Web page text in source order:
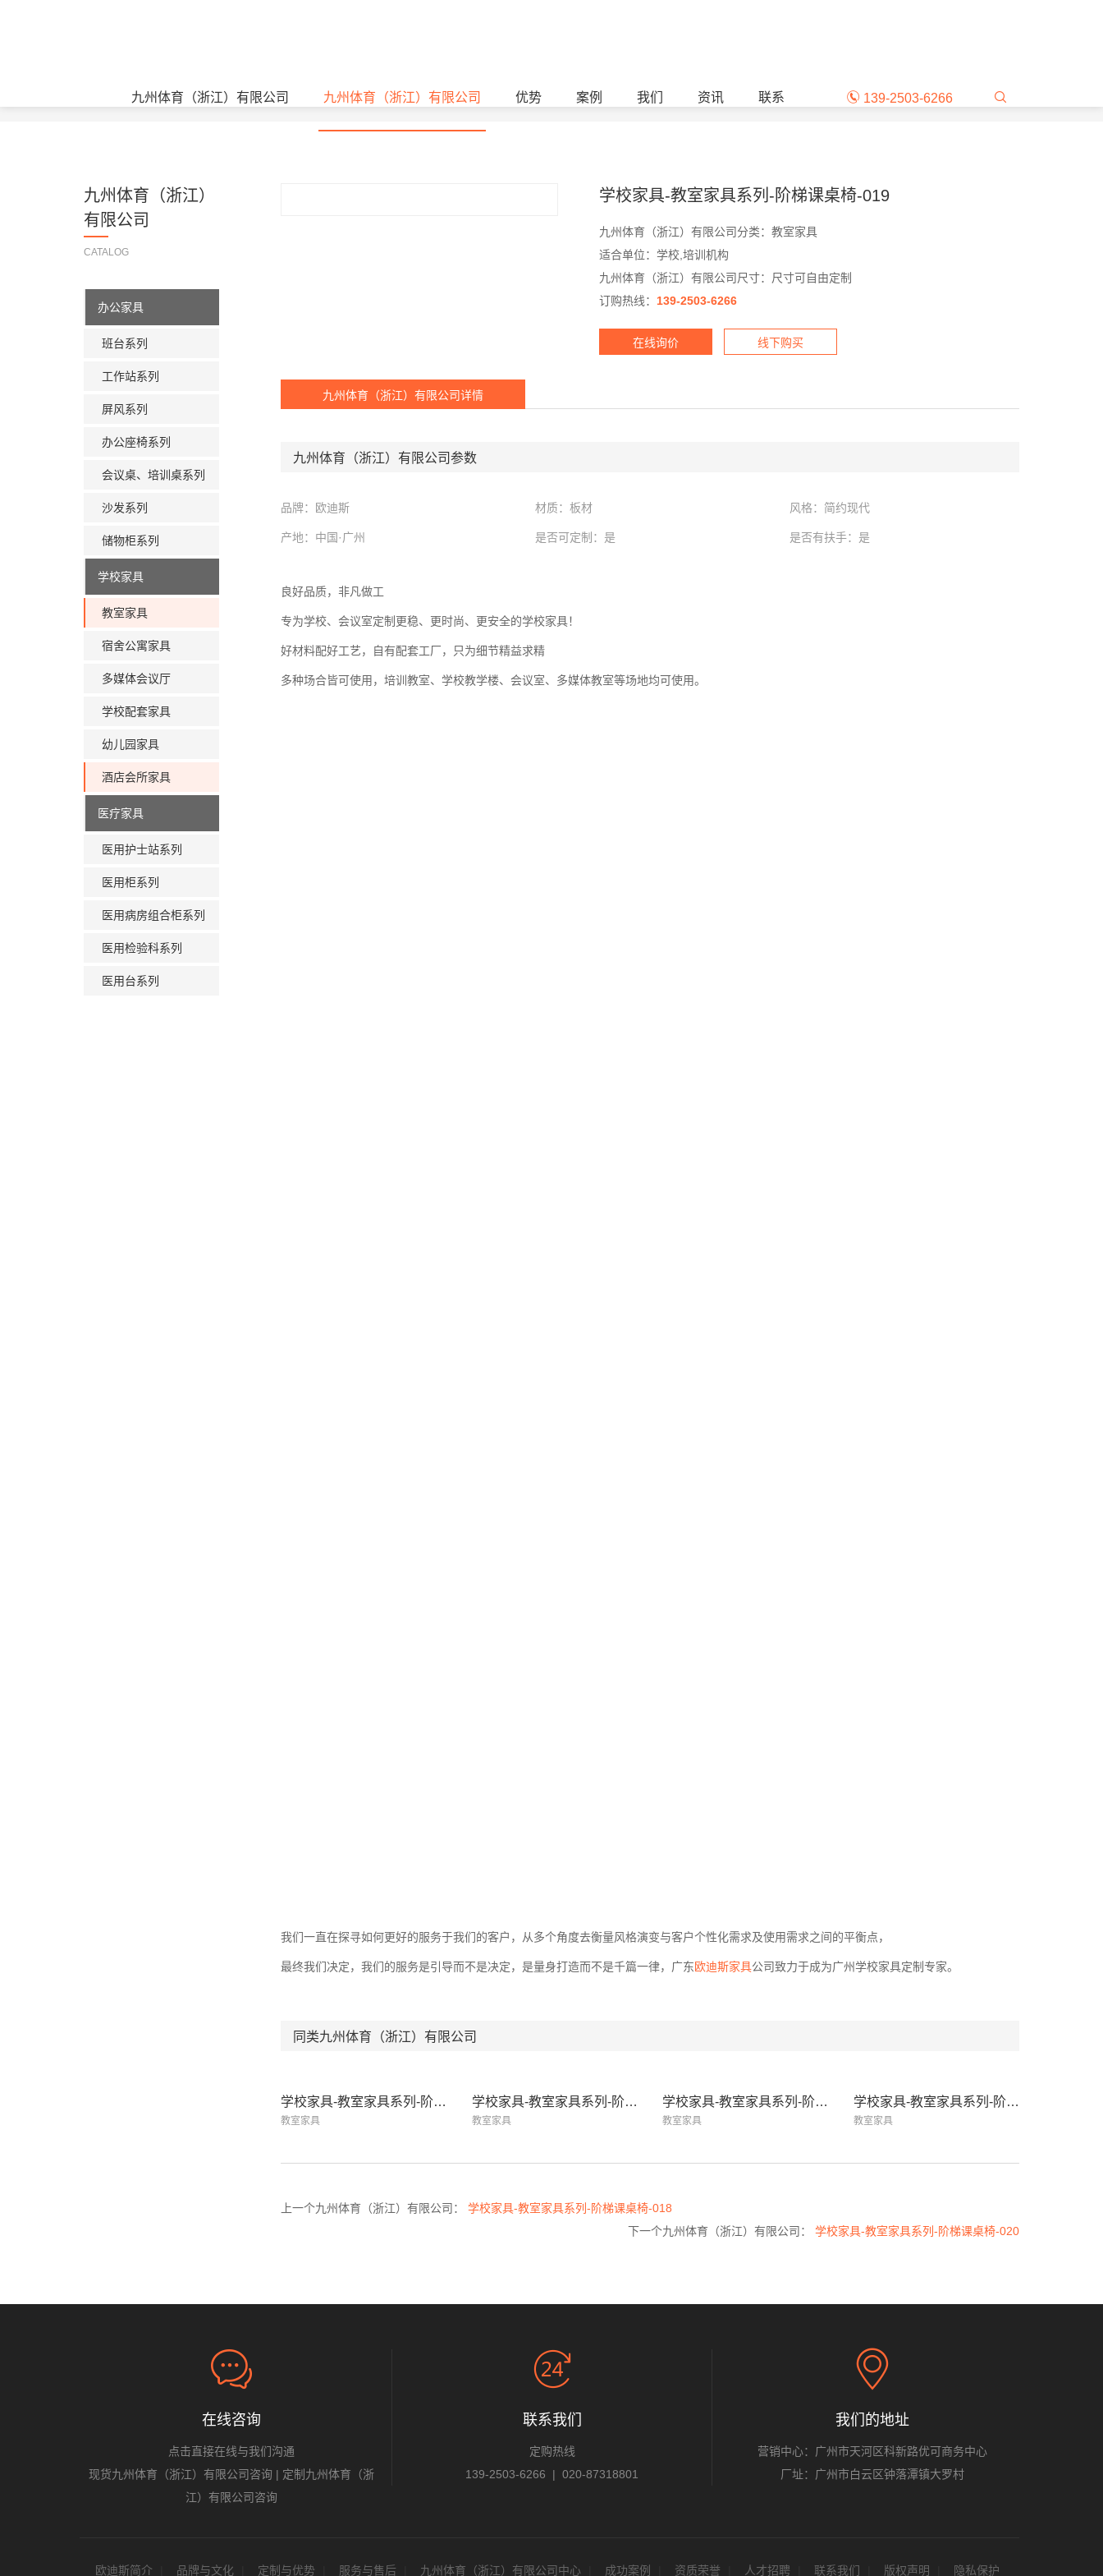
九州体育（浙江）有限公司 九州体育（浙江）有限公司 优势 案例 我们 资讯 联系 139-2503-6266
服务热线：139-2503-6266
返回九州体育（浙江）有限公司 九州体育（浙江）有限公司 学校家具 教室家具
九州体育（浙江）
有限公司
CATALOG
办公家具
班台系列
工作站系列
屏风系列
办公座椅系列
会议桌、培训桌系列
沙发系列
储物柜系列
学校家具
教室家具
宿舍公寓家具
多媒体会议厅
学校配套家具
幼儿园家具
酒店会所家具
医疗家具
医用护士站系列
医用柜系列
医用病房组合柜系列
医用检验科系列
医用台系列
学校家具-教室家具系列-阶梯课桌椅-019
九州体育（浙江）有限公司分类：教室家具
适合单位：学校,培训机构
九州体育（浙江）有限公司尺寸：尺寸可自由定制
订购热线： 139-2503-6266
在线询价 线下购买
九州体育（浙江）有限公司详情
九州体育（浙江）有限公司参数
品牌：欧迪斯 材质：板材 风格：简约现代
产地：中国·广州 是否可定制：是 是否有扶手：是
良好品质，非凡做工
专为学校、会议室定制更稳、更时尚、更安全的学校家具！
好材料配好工艺，自有配套工厂，只为细节精益求精
多种场合皆可使用，培训教室、学校教学楼、会议室、多媒体教室等场地均可使用。
我们一直在探寻如何更好的服务于我们的客户，从多个角度去衡量风格演变与客户个性化需求及使用需求之间的平衡点，
最终我们决定，我们的服务是引导而不是决定，是量身打造而不是千篇一律，广东欧迪斯家具公司致力于成为广州学校家具定制专家。
同类九州体育（浙江）有限公司
学校家具-教室家具系列-阶梯课桌椅-020
教室家具
学校家具-教室家具系列-阶梯课桌椅-019
教室家具
学校家具-教室家具系列-阶梯课桌椅-018
教室家具
学校家具-教室家具系列-阶梯课桌椅-017
教室家具
上一个九州体育（浙江）有限公司： 学校家具-教室家具系列-阶梯课桌椅-018
下一个九州体育（浙江）有限公司： 学校家具-教室家具系列-阶梯课桌椅-020
在线咨询
点击直接在线与我们沟通
现货九州体育（浙江）有限公司咨询 | 定制九州体育（浙
江）有限公司咨询
联系我们
定购热线
139-2503-6266 | 020-87318801
我们的地址
营销中心：广州市天河区科新路优可商务中心
厂址：广州市白云区钟落潭镇大罗村
欧迪斯简介 品牌与文化 定制与优势 服务与售后 九州体育（浙江）有限公司中心 成功案例 资质荣誉 人才招聘 联系我们 版权声明 隐私保护